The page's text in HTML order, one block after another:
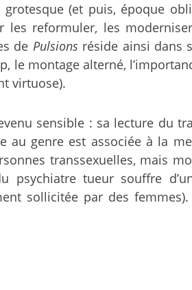
(et puis, époque
reformuler, les
de Pulsions réside ainsi dans
montage alterné,
virtuose).
sensible : sa lecture du
genre est associée à la
transsexuelles, mais
psychiatre tueur souffre
sollicitée par des